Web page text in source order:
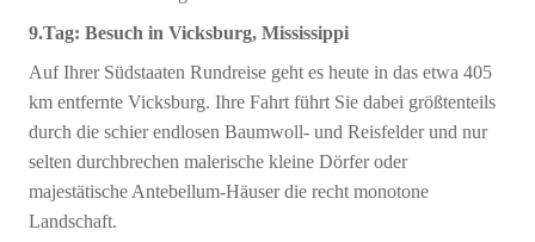
9.Tag: Besuch in Vicksburg, Mississippi
Auf Ihrer Südstaaten Rundreise geht es heute in das etwa 405
km entfernte Vicksburg. Ihre Fahrt führt Sie dabei größtenteils
durch die schier endlosen Baumwoll- und Reisfelder und nur
selten durchbrechen malerische kleine Dörfer oder
majestätische Antebellum-Häuser die recht monotone
Landschaft.